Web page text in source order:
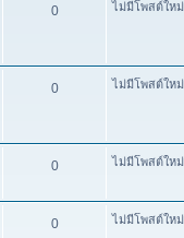
0 ไม่มีโพสต์ใหม่
0 ไม่มีโพสต์ใหม่
0 ไม่มีโพสต์ใหม่
0 ไม่มีโพสต์ใหม่